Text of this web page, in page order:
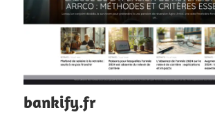
bankify.fr